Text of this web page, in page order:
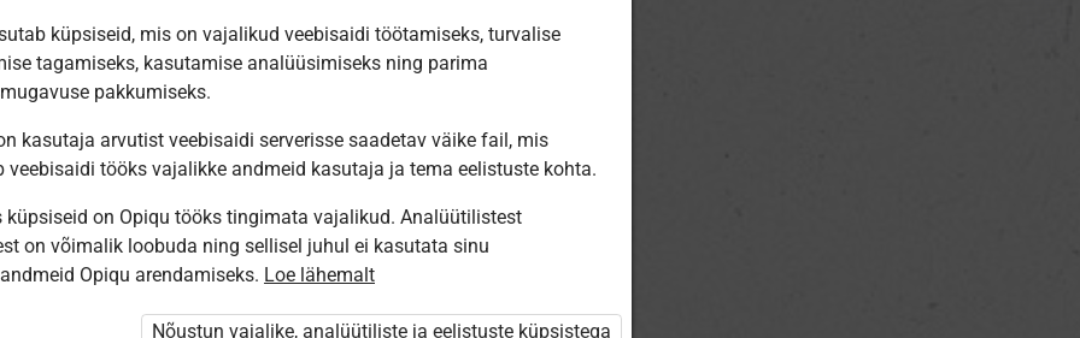
päeva ees
Opiqusse sisse logitud.
küpsiseid, mis on vajalikud veebisaidi töötamiseks, turvalise
tagamiseks, kasutamise analüüsimiseks ning parima
pakkumiseks.
kasutaja arvutist veebisaidi serverisse saadetav väike fail, mis
veebisaidi tööks vajalikke andmeid kasutaja ja tema eelistuste kohta.
küpsiseid on Opiqu tööks tingimata vajalikud. Analüütilistest
on võimalik loobuda ning sellisel juhul ei kasutata sinu
Opiqu arendamiseks. Loe lähemalt
Nõustun vajalike, analüütiliste ja eelistuste küpsistega